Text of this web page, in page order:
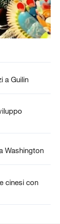
a Guilin
Washington
cinesi con